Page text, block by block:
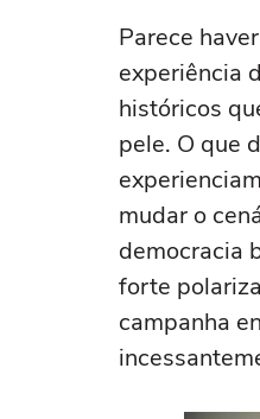
Parece
experiência
históricos
pele. O que
mudar o
democracia
forte
campanha